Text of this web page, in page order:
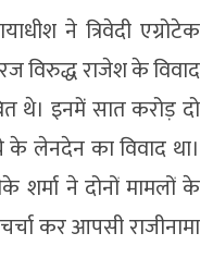
ने त्रिवेदी एग्रोटेक
विरुद्ध राजेश के विवाद
थे। इनमें सात करोड़ दो
लेनदेन का विवाद था।
शर्मा ने दोनों मामलों के
कर आपसी राजीनामा